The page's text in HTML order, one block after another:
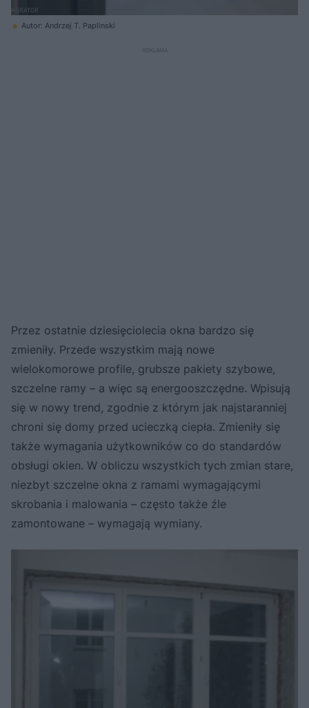
Autor: Andrzej T. Paplinski
Przez ostatnie dziesięciolecia okna bardzo się
zmieniły. Przede wszystkim mają nowe
wielokomorowe profile, grubsze pakiety szybowe,
szczelne ramy – a więc są energooszczędne. Wpisują
się w nowy trend, zgodnie z którym jak najstaranniej
chroni się domy przed ucieczką ciepła. Zmieniły się
także wymagania użytkowników co do standardów
obsługi okien. W obliczu wszystkich tych zmian stare,
niezbyt szczelne okna z ramami wymagającymi
skrobania i malowania – często także źle
zamontowane – wymagają wymiany.